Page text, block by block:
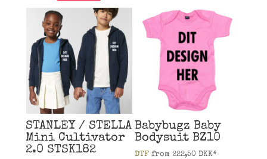
STANLEY / STELLA
Mini Cultivator
2.0 STSK182
Babybugz Baby
Bodysuit BZ10
DTFfrom 222,50 DKK*